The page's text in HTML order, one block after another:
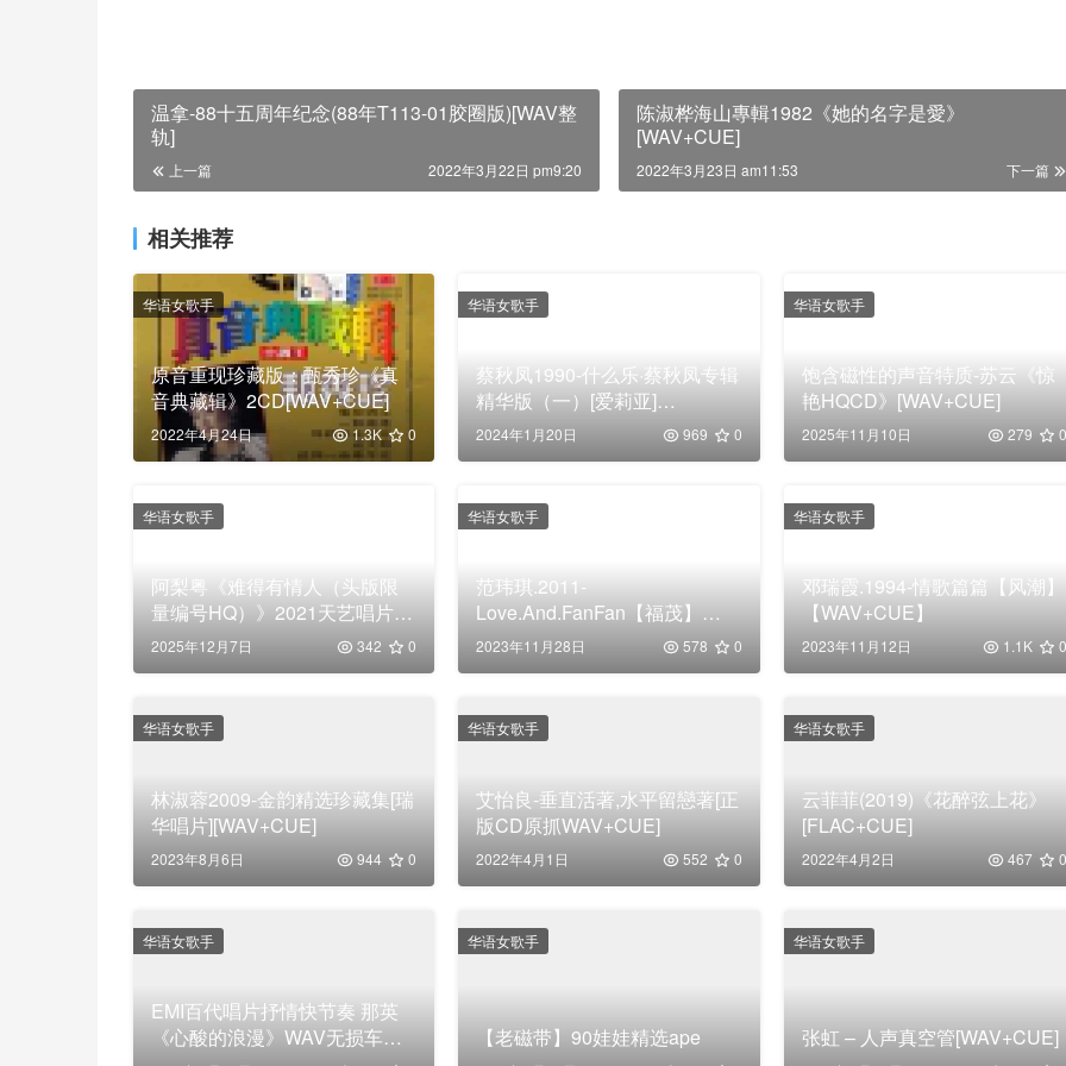
温拿-88十五周年纪念(88年T113-01胶圈版)[WAV整
轨]
上一篇 2022年3月22日 pm9:20
陈淑桦海山專輯1982《她的名字是愛》
[WAV+CUE]
下一篇
2022年3月23日 am11:53
相关推荐
原音重现珍藏版：甄秀珍《真
音典藏辑》2CD[WAV+CUE]
2022年4月24日 1.3K 0
华语女歌手
蔡秋凤1990-什么乐·蔡秋凤专辑
精华版（一）[爱莉亚]
[WAV+CUE]
2024年1月20日 969 0
华语女歌手
饱含磁性的声音特质-苏云《惊
艳HQCD》[WAV+CUE]
2025年11月10日 279 0
华语女歌手
阿梨粤《难得有情人（头版限
量编号HQ）》2021天艺唱片
[WAV分轨]
2025年12月7日 342 0
华语女歌手
范玮琪.2011-
Love.And.FanFan【福茂】
【WAV+CUE】
2023年11月28日 578 0
华语女歌手
邓瑞霞.1994-情歌篇篇【风潮】
【WAV+CUE】
2023年11月12日 1.1K 0
华语女歌手
林淑蓉2009-金韵精选珍藏集[瑞
华唱片][WAV+CUE]
2023年8月6日 944 0
华语女歌手
艾怡良-垂直活著,水平留戀著[正
版CD原抓WAV+CUE]
2022年4月1日 552 0
华语女歌手
云菲菲(2019)《花醉弦上花》
[FLAC+CUE]
2022年4月2日 467 0
华语女歌手
EMI百代唱片抒情快节奏 那英
《心酸的浪漫》WAV无损车载
华语女歌手
【老磁带】90娃娃精选ape
华语女歌手
张虹 – 人声真空管[WAV+CUE]
华语女歌手